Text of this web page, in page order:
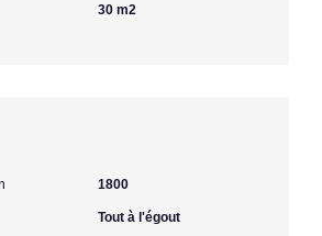
30 m2
1800
Tout à l'égout